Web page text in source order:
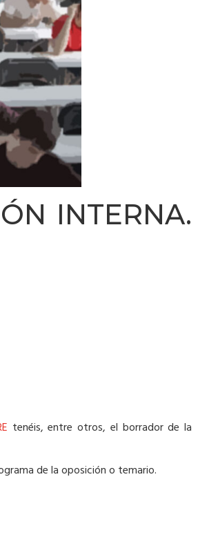
INTERNA.
tenéis, entre otros, el borrador de la
de la oposición o temario.